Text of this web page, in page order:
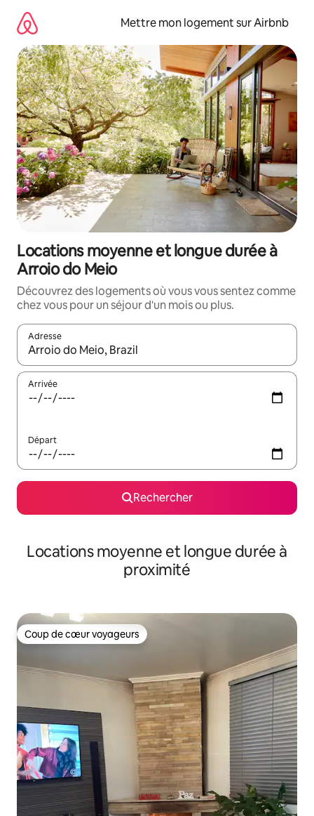
directement
contenu
Mettre mon logement sur Airbnb
Locations moyenne et longue durée à
Arroio do Meio
Découvrez des logements où vous vous sentez comme
chez vous pour un séjour d'un mois ou plus.
Adresse
Lorsque les résultats s'affichent, utilisez les flèches vers le
Arrivée
Départ
Rechercher
Locations moyenne et longue durée à
proximité
Coup de cœur voyageurs
Coup de cœur voyageurs